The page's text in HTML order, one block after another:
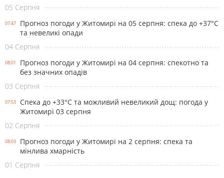
05 Серпня
07:47
Прогноз погоди у Житомирі на 05 серпня: спека до +37°С
та невеликі опади
04 Серпня
08:01
Прогноз погоди у Житомирі на 04 серпня: спекотно та
без значних опадів
03 Серпня
07:53
Спека до +33°С та можливий невеликий дощ: погода у
Житомирі 03 серпня
02 Серпня
08:03
Прогноз погоди у Житомирі на 2 серпня: спека та
мінлива хмарність
01 Серпня